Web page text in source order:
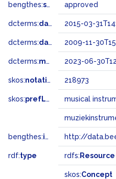
bengthes:status approved
dcterms:dateAccepted 2015-03-
dcterms:dateSubmitted 2009-11-
dcterms:modified 2023-06-
skos:notation 218973
skos:prefLabel musical
bengthes:inSet http://
rdf:type rdfs: Resource
skos:Concept